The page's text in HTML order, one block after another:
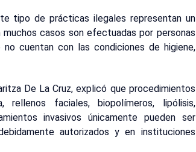
tipo de prácticas ilegales representan un
casos son efectuadas por personas
cuentan con las condiciones de higiene,
De La Cruz, explicó que procedimientos
faciales, biopolímeros, lipólisis,
invasivos únicamente pueden ser
autorizados y en instituciones